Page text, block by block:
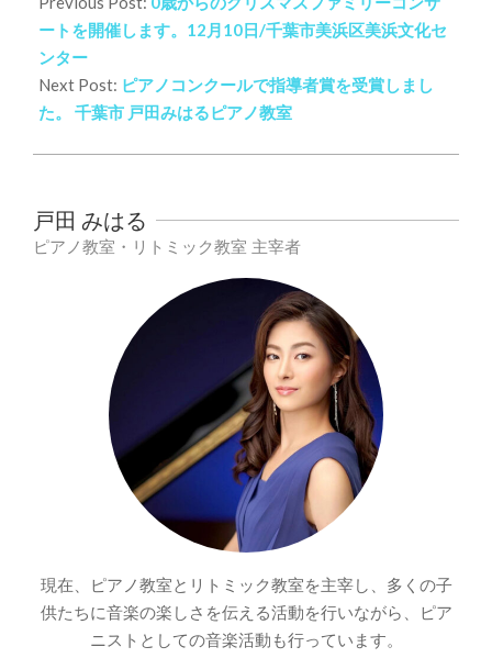
09
ートを開催します。12月10日/千葉市美浜区美浜文化セ
ンター
Next Post: ピアノコンクールで指導者賞を受賞しまし
た。 千葉市 戸田みはるピアノ教室
戸田 みはる
ピアノ教室・リトミック教室 主宰者
現在、ピアノ教室とリトミック教室を主宰し、多くの子
供たちに音楽の楽しさを伝える活動を行いながら、ピア
ニストとしての音楽活動も行っています。